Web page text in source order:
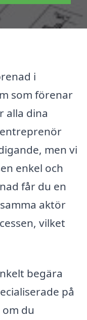
i
som förenar
alla dina
men vi
enkel och
får du en
aktör
vilket
begära
på
du